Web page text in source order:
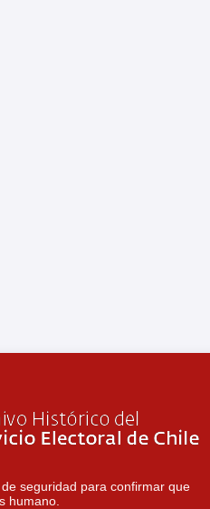
seguridad para confirmar que
humano.